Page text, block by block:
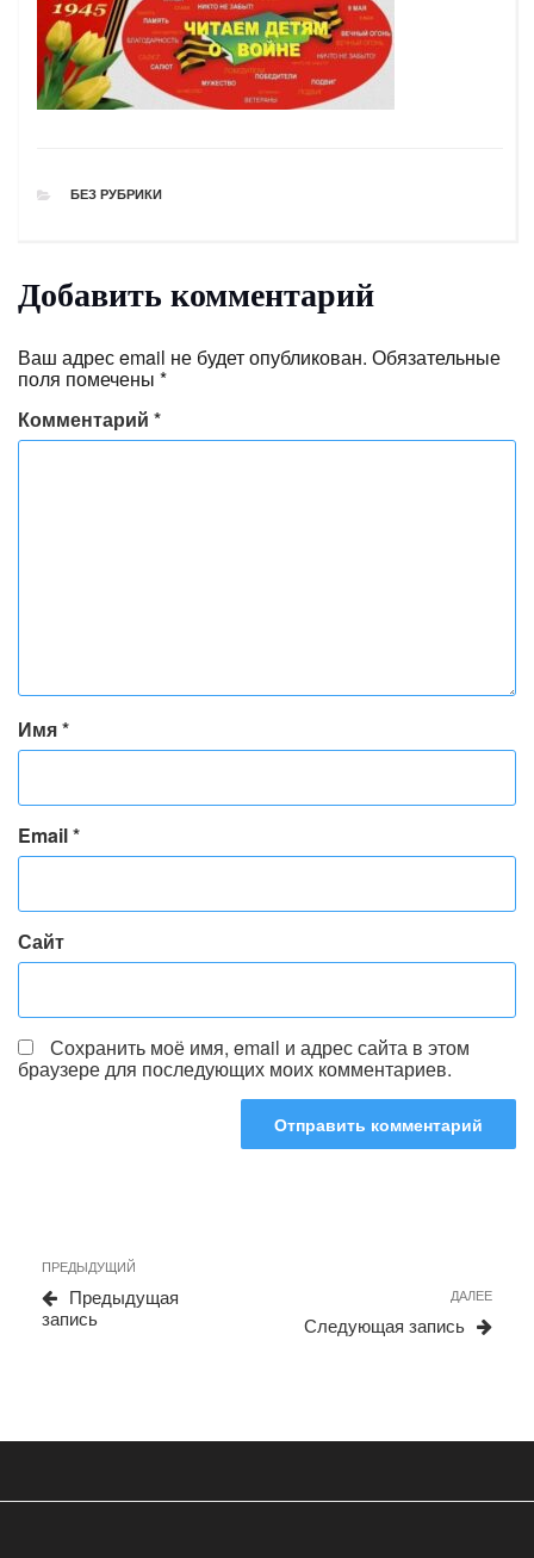
РУБРИКИ
БЕЗ РУБРИКИ
Добавить комментарий
Ваш адрес email не будет опубликован. Обязательные
поля помечены *
Комментарий *
Имя*
Email*
Сайт
Сохранить моё имя, email и адрес сайта в этом
браузере для последующих моих комментариев.
записям
Предыдущая
запись
ПРЕДЫДУЩИЙ
Предыдущая
запись
ДАЛЕЕ
Следующая запись